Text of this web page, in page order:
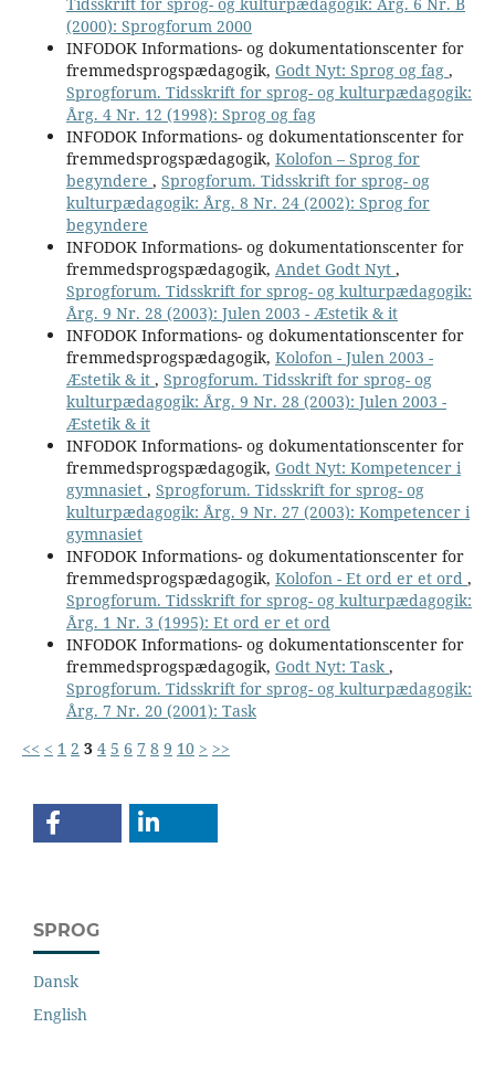
(2000): Sprogforum 2000
INFODOK Informations- og dokumentationscenter for
fremmedsprogspædagogik, Godt Nyt: Sprog og fag ,
Sprogforum. Tidsskrift for sprog- og kulturpædagogik:
Årg. 4 Nr. 12 (1998): Sprog og fag
INFODOK Informations- og dokumentationscenter for
fremmedsprogspædagogik, Kolofon – Sprog for
begyndere , Sprogforum. Tidsskrift for sprog- og
kulturpædagogik: Årg. 8 Nr. 24 (2002): Sprog for
begyndere
INFODOK Informations- og dokumentationscenter for
fremmedsprogspædagogik, Andet Godt Nyt ,
Sprogforum. Tidsskrift for sprog- og kulturpædagogik:
Årg. 9 Nr. 28 (2003): Julen 2003 - Æstetik & it
INFODOK Informations- og dokumentationscenter for
fremmedsprogspædagogik, Kolofon - Julen 2003 -
Æstetik & it , Sprogforum. Tidsskrift for sprog- og
kulturpædagogik: Årg. 9 Nr. 28 (2003): Julen 2003 -
Æstetik & it
INFODOK Informations- og dokumentationscenter for
fremmedsprogspædagogik, Godt Nyt: Kompetencer i
gymnasiet , Sprogforum. Tidsskrift for sprog- og
kulturpædagogik: Årg. 9 Nr. 27 (2003): Kompetencer i
gymnasiet
INFODOK Informations- og dokumentationscenter for
fremmedsprogspædagogik, Kolofon - Et ord er et ord ,
Sprogforum. Tidsskrift for sprog- og kulturpædagogik:
Årg. 1 Nr. 3 (1995): Et ord er et ord
INFODOK Informations- og dokumentationscenter for
fremmedsprogspædagogik, Godt Nyt: Task ,
Sprogforum. Tidsskrift for sprog- og kulturpædagogik:
Årg. 7 Nr. 20 (2001): Task
<< < 1 2 3 4 5 6 7 8 9 10 > >>
SPROG
Dansk
English